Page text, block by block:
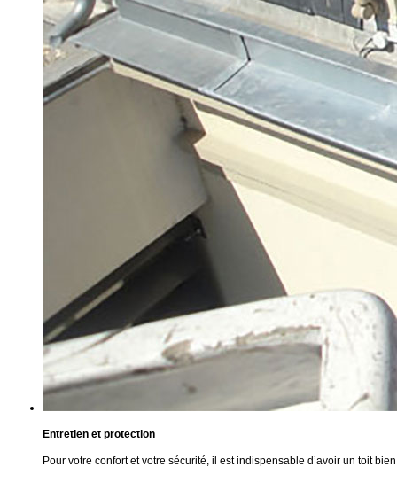
Entretien et protection
Pour votre confort et votre sécurité, il est indispensable d’avoir un toit